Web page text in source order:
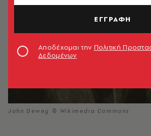
John Dewey © Wikimedia Commons
ΕΓΓΡΑΦΗ
Αποδέχομαι την Πολιτική
Δεδομένων